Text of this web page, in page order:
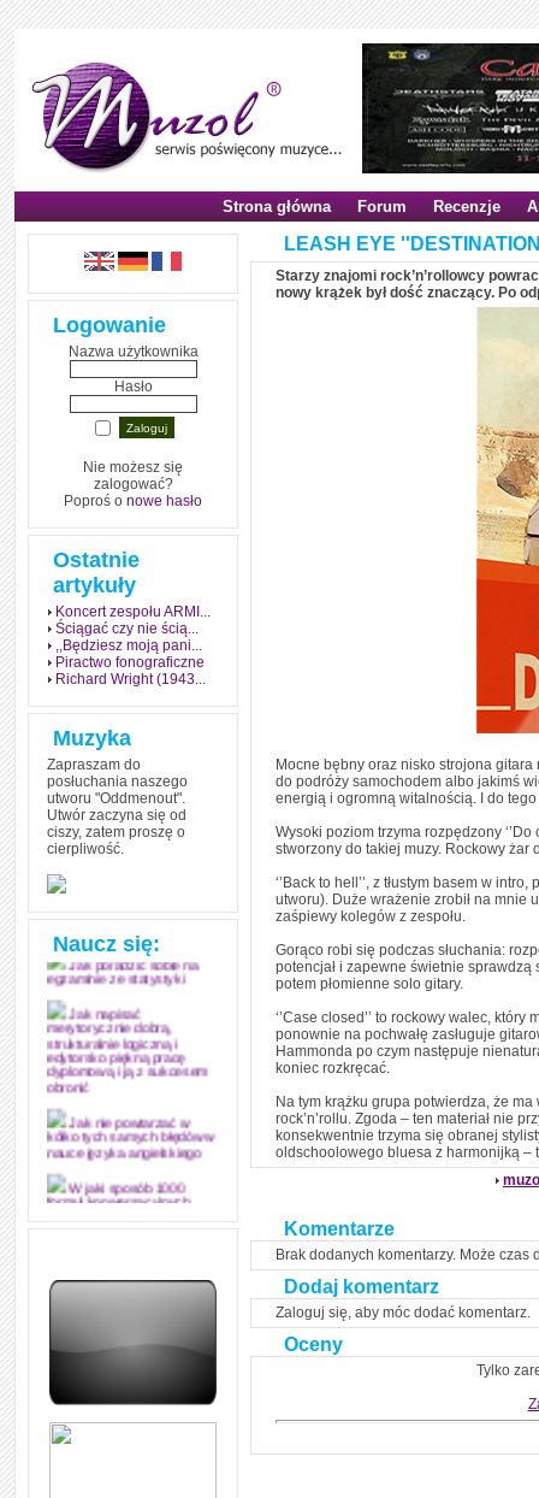
Strona główna Forum Recenzje
Logowanie
Nazwa użytkownika
Hasło
Nie możesz się
zalogować?
Poproś o nowe hasło
Ostatnie
artykuły
Koncert zespołu ARMI...
Ściągać czy nie ścią...
,,Będziesz moją pani...
Piractwo fonograficzne
Richard Wright (1943...
Muzyka
Zapraszam do
posłuchania naszego
utworu "Oddmenout".
Utwór zaczyna się od
ciszy, zatem proszę o
cierpliwość.
Naucz się:
Jak stworzyć fenomen
egzamin? Poznaj metody
Jak poradzić sobie na
egzaminie ze statystyki
Jak napisać
merytorycznie dobrą,
strukturalnie logiczną i
edytorsko piękną pracę
dyplomową i ją z sukcesem
obronić
Jak nie powtarzać w
kółko tych samych błędów w
nauce języka angielskiego
W jaki sposób 1000
formuł konwersacyjnych
pozwoli Ci opanować język
Angielskie przyimki
zapamiętasz
zrozumiale wytłumaczył, na
czym polega mowa zależna
(reported speech) w języku
angielskim
LEASH EYE
Starzy znajomi rock’n’rollowcy
nowy krążek był dość znaczący. Po
Mocne bębny oraz nisko strojona gitara
do podróży samochodem albo jakimś
energią i ogromną witalnością. I do
Wysoki poziom trzyma rozpędzony
stworzony do takiej muzy. Rockowy
‘’Back to hell’’, z tłustym basem w
utworu). Duże wrażenie zrobił na mnie
zaśpiewy kolegów z zespołu.
Gorąco robi się podczas słuchania:
potencjał i zapewne świetnie
potem płomienne solo gitary.
‘’Case closed’’ to rockowy walec,
ponownie na pochwałę zasługuje
Hammonda po czym następuje
koniec rozkręcać.
Na tym krążku grupa potwierdza, że
rock’n’rollu. Zgoda – ten materiał nie
konsekwentnie trzyma się obranej
oldschoolowego bluesa z harmonijką –
Komentarze
Brak dodanych komentarzy. Może czas
Dodaj komentarz
Zaloguj się, aby móc dodać komentarz.
Oceny
Tylko